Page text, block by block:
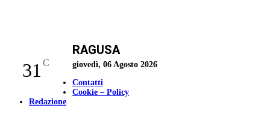
31 C
RAGUSA
giovedì, 06 Agosto 2026
Contatti
Cookie – Policy
Redazione